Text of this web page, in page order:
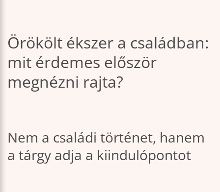
Örökölt ékszer a családban:
mit érdemes először
megnézni rajta?
Nem a családi történet, hanem
a tárgy adja a kiindulópontot